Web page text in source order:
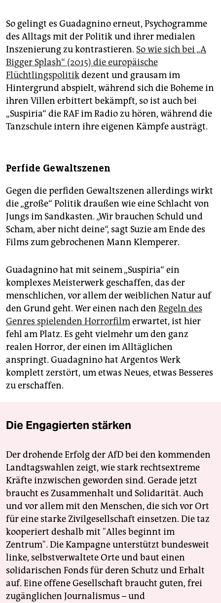
So gelingt es Guadagnino erneut, Psychogramme
des Alltags mit der Politik und ihrer me­dialen
Inszenierung zu kontrastieren. So wie sich bei „A
Bigger Splash“ (2015) die europäische
Flüchtlingspolitikdezent und grausam im
Hintergrund abspielt, während sich die Boheme in
ihren Villen erbittert bekämpft, so ist auch bei
„Suspiria“ die RAF im Radio zu hören, während die
Tanzschule intern ihre eigenen Kämpfe austrägt.
Perfide Gewaltszenen
Gegen die perfiden Gewaltszenen allerdings wirkt
die „große“ Politik draußen wie eine Schlacht von
Jungs im Sandkasten. „Wir brauchen Schuld und
Scham, aber nicht deine“, sagt Suzie am Ende des
Films zum gebrochenen Mann Klemperer.
Guadagnino hat mit seinem „Suspiria“ ein
komplexes Meisterwerk geschaffen, das der
menschlichen, vor allem der weiblichen Natur auf
den Grund geht. Wer einen nach den Regeln des
Genres spielenden Horrorfilmerwartet, ist hier
fehl am Platz. Es geht vielmehr um den ganz
realen Horror, der einen im Alltäglichen
anspringt. Guadagnino hat Argentos Werk
komplett zerstört, um etwas Neues, etwas Besseres
zu erschaffen.
Die Engagierten stärken
Der drohende Erfolg der AfD bei den kommenden
Landtagswahlen zeigt, wie stark rechtsextreme
Kräfte inzwischen geworden sind. Gerade jetzt
braucht es Zusammenhalt und Solidarität. Auch
und vor allem mit den Menschen, die sich vor Ort
für eine starke Zivilgesellschaft einsetzen. Die taz
kooperiert deshalb mit "Alles beginnt im
Zentrum". Die Kampagne unterstützt bundesweit
linke, selbstverwaltete Orte und baut einen
solidarischen Fonds für deren Schutz und Erhalt
auf. Eine offene Gesellschaft braucht guten, frei
zugänglichen Journalismus – und